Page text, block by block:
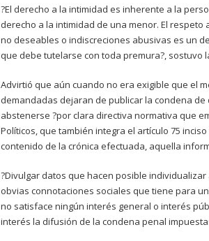
?El derecho a la intimidad es inherente a la
derecho a la intimidad de una menor. El
no deseables o indiscreciones abusivas es un
que debe tutelarse con toda premura?, sostuvo
Advirtió que aún cuando no era exigible que el
demandadas dejaran de publicar la condena
abstenerse ?por clara directiva normativa que
Políticos, que también integra el artículo 75
contenido de la crónica efectuada, aquella
?Divulgar datos que hacen posible
obvias connotaciones sociales que tiene para
no satisface ningún interés general o interés
interés la difusión de la condena penal